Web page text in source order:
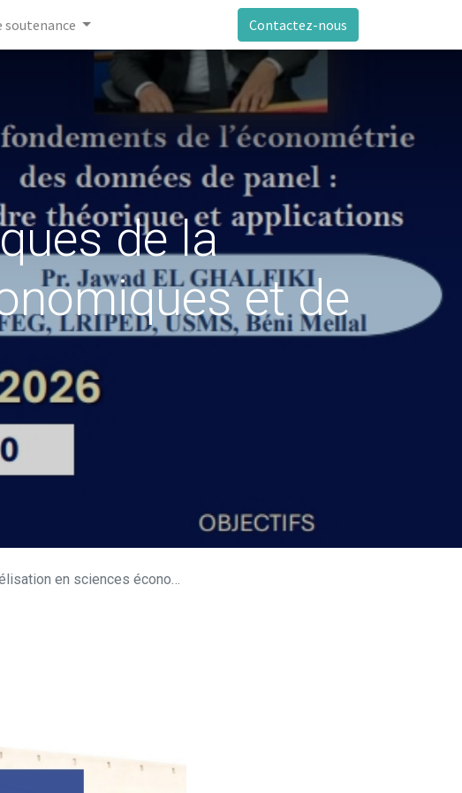
soutenance Contactez-nous
de la
et de
économiques et de gestion